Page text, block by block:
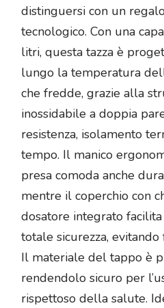
distinguersi con un
tecnologico. Con una
litri, questa tazza è
lungo la temperatura
che fredde, grazie alla
inossidabile a doppia
resistenza, isolamento
tempo. Il manico
presa comoda anche
mentre il coperchio con
dosatore integrato
totale sicurezza,
Il materiale del tappo è
rendendolo sicuro per
rispettoso della salute.